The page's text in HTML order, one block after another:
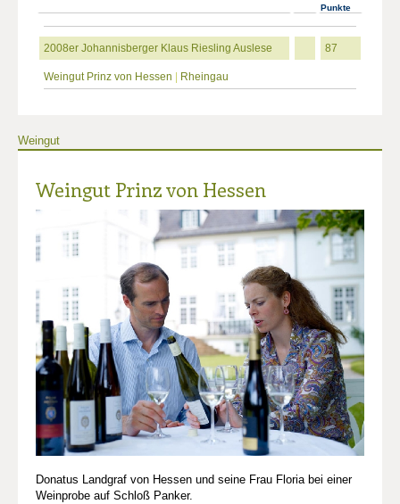
Punkte
2008er Johannisberger Klaus Riesling Auslese 87
Weingut Prinz von Hessen Rheingau
Weingut
Weingut Prinz von Hessen
Donatus Landgraf von Hessen und seine Frau Floria bei einer
Weinprobe auf Schloß Panker.